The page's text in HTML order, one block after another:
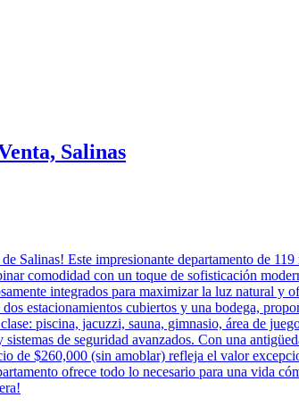
Salinas
Salinas! Este impresionante departamento de
comodidad con un toque de sofisticación
integrados para maximizar la luz natural y
estacionamientos cubiertos y una bodega,
piscina, jacuzzi, sauna, gimnasio, área de
de seguridad avanzados. Con una
de $260,000 (sin amoblar) refleja el valor
ofrece todo lo necesario para una vida